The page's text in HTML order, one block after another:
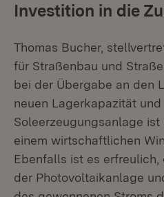
Investition in die
Thomas Bucher,
für Straßenbau und
bei der Übergabe an den
neuen Lagerkapazität
Soleerzeugungsanlage
einem wirtschaftlichen
Ebenfalls ist es erfreulich,
der Photovoltaikanlage